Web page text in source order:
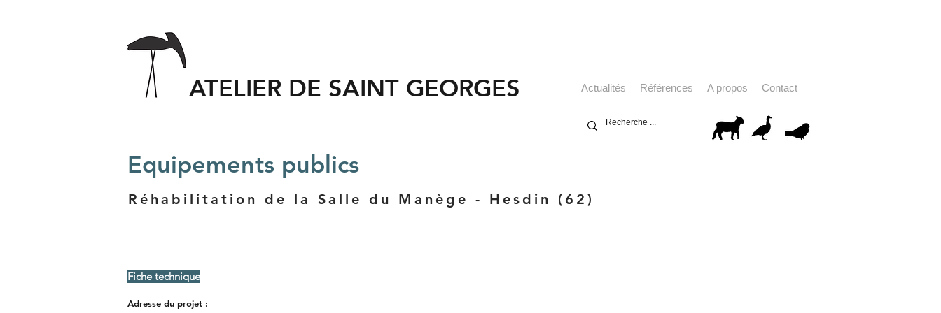
ATELIER DE SAINT GEORGES Actualités Références A propos Contact
Equipements publics
Réhabilitation de la Salle du Manège - Hesdin (62)
Fiche technique
Adresse du projet :